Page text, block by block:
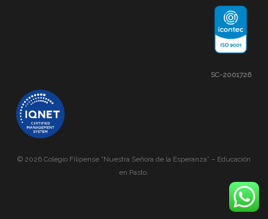
SC-2001726
© 2026 Colegio Filipense “Nuestra Señora de la Esperanza” – Educación
en Pasto.